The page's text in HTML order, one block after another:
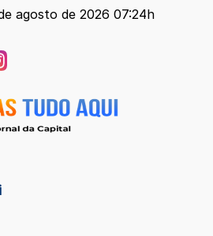
agosto de 2026 07:24h